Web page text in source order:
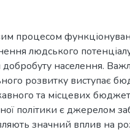
процесом
людського
населення.
розвитку виступає
та місцевих
політики є джерелом
значний вплив на